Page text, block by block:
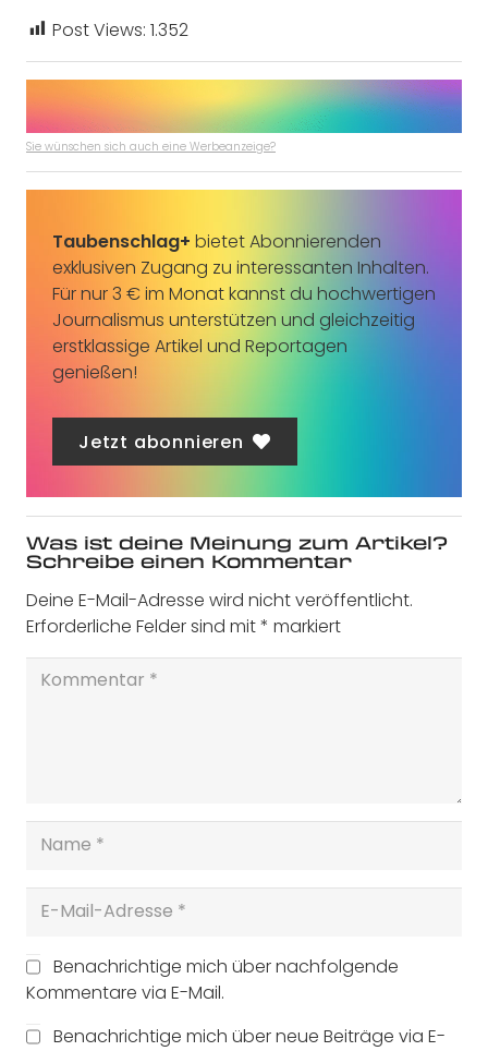
Post Views: 1.352
Sie wünschen sich auch eine Werbeanzeige?
Taubenschlag+ bietet Abonnierenden
exklusiven Zugang zu interessanten Inhalten.
Für nur 3 € im Monat kannst du hochwertigen
Journalismus unterstützen und gleichzeitig
erstklassige Artikel und Reportagen
genießen!
Jetzt abonnieren
Was ist deine Meinung zum Artikel?
Schreibe einen Kommentar
Deine E-Mail-Adresse wird nicht veröffentlicht.
Erforderliche Felder sind mit* markiert
Benachrichtige mich über nachfolgende
Kommentare via E-Mail.
Benachrichtige mich über neue Beiträge via E-